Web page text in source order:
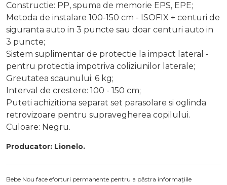
Constructie: PP, spuma de memorie EPS, EPE;
Metoda de instalare 100-150 cm - ISOFIX + centuri de
siguranta auto in 3 puncte sau doar centuri auto in
3 puncte;
Sistem suplimentar de protectie la impact lateral -
pentru protectia impotriva coliziunilor laterale;
Greutatea scaunului: 6 kg;
Interval de crestere: 100 - 150 cm;
Puteti achizitiona separat set parasolare si oglinda
retrovizoare pentru supravegherea copilului.
Culoare: Negru.
Producator: Lionelo.
Bebe Nou face eforturi permanente pentru a păstra informațiile